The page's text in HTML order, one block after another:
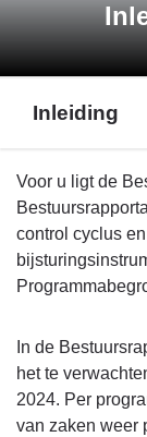
Inleiding
Terug
naar
navigatie
Inleiding
leeswijzer
Inleiding
Voor u ligt de
control cyclus
In de
het te
2024. Per
van zaken weer